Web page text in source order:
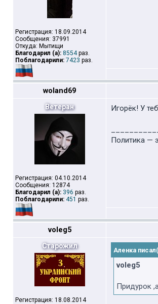
Регистрация: 18.09.2014
Сообщения: 37991
Откуда: Мытищи
Благодарил (а): 8554раз.
Поблагодарили: 7423 раз.
woland69
Ветеран
Регистрация: 04.10.2014
Сообщения: 12874
Благодарил (а): 396 раз.
Поблагодарили: 451 раз.
Игорёк! У
Политика —
voleg5
Старожил
Регистрация: 18.08.2014
Аленка
voleg5
Придурок